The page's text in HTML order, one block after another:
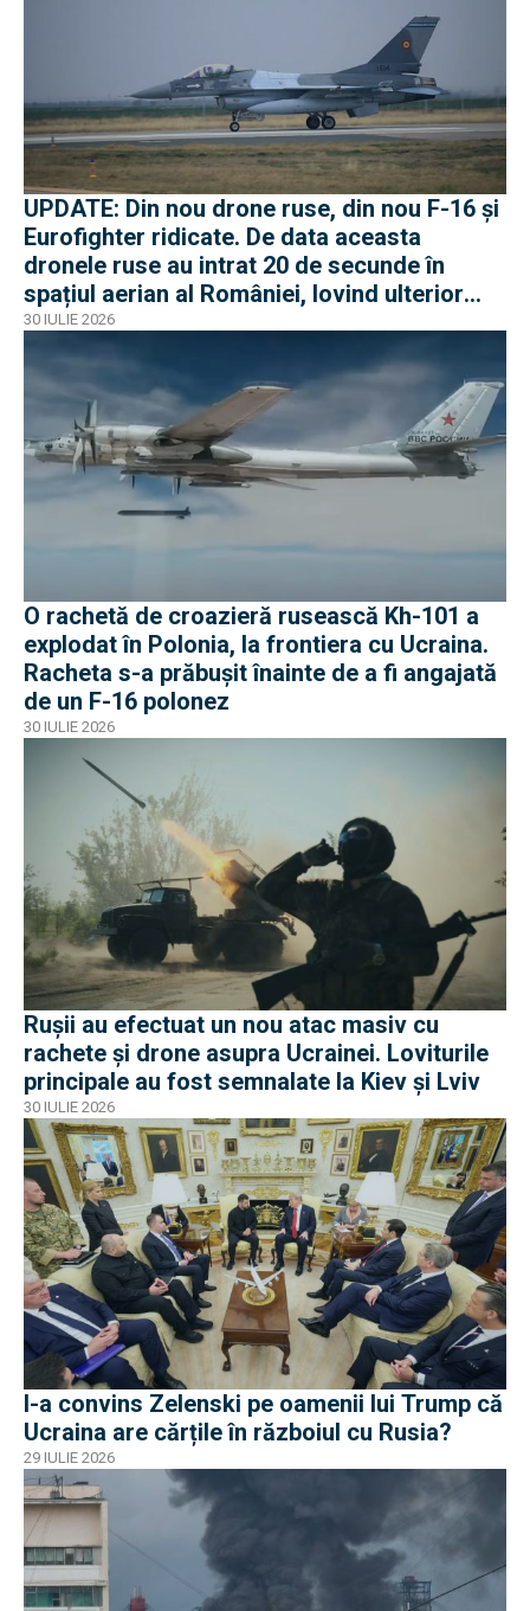
UPDATE: Din nou drone ruse, din nou F-16 și
Eurofighter ridicate. De data aceasta
dronele ruse au intrat 20 de secunde în
spațiul aerian al României, lovind ulterior
Ucraina
30 IULIE 2026
O rachetă de croazieră rusească Kh-101 a
explodat în Polonia, la frontiera cu Ucraina.
Racheta s-a prăbușit înainte de a fi angajată
de un F-16 polonez
30 IULIE 2026
Rușii au efectuat un nou atac masiv cu
rachete și drone asupra Ucrainei. Loviturile
principale au fost semnalate la Kiev și Lviv
30 IULIE 2026
I-a convins Zelenski pe oamenii lui Trump că
Ucraina are cărțile în războiul cu Rusia?
29 IULIE 2026